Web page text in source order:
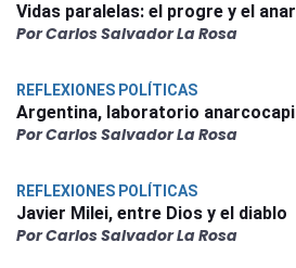
Vidas paralelas: el progre y el
Por Carlos Salvador La Rosa
REFLEXIONES POLÍTICAS
Argentina, laboratorio
Por Carlos Salvador La Rosa
REFLEXIONES POLÍTICAS
Javier Milei, entre Dios y el diablo
Por Carlos Salvador La Rosa